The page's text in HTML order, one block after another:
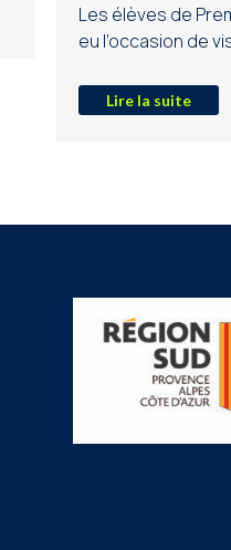
Les élèves de
eu l’occasion de
Lire la suite